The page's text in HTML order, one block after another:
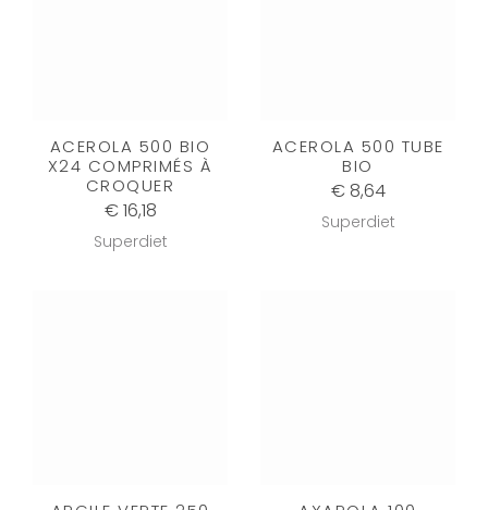
ACEROLA 500 BIO
X24 COMPRIMÉS À
CROQUER
€ 16,18
Superdiet
ACEROLA 500 TUBE
BIO
€ 8,64
Superdiet